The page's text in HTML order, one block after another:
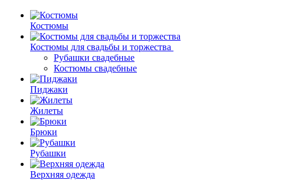
Костюмы
Костюмы для свадьбы и торжества
Рубашки свадебные
Костюмы свадебные
Пиджаки
Жилеты
Брюки
Рубашки
Верхняя одежда